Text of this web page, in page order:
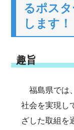
るポス
します！
趣旨
福島県では
社会を実現し
ざした取組を